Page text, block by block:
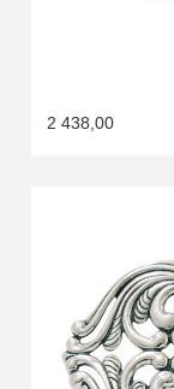
2 438,00